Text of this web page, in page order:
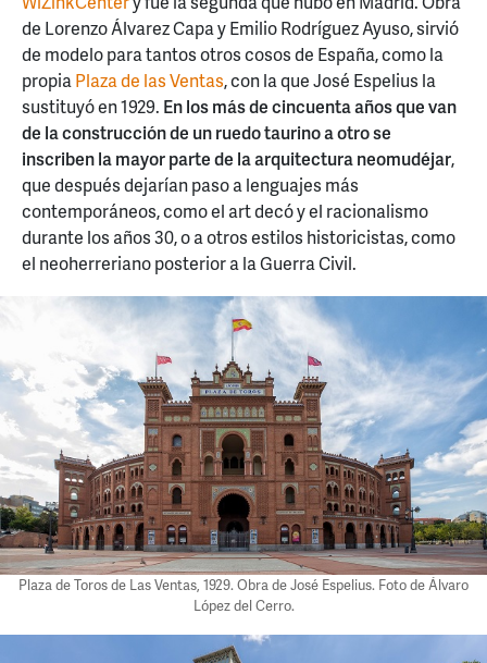
de Lorenzo Álvarez Capa y Emilio Rodríguez Ayuso, sirvió
de modelo para tantos otros cosos de España, como la
propiaPlaza de las Ventas, con la que José Espelius la
sustituyó en 1929. En los más de cincuenta años que van
de la construcción de un ruedo taurino a otro se
inscriben la mayor parte de la arquitectura neomudéjar,
que después dejarían paso a lenguajes más
contemporáneos, como el art decó y el racionalismo
durante los años 30, o a otros estilos historicistas, como
el neoherreriano posterior a la Guerra Civil.
Plaza de Toros de Las Ventas, 1929. Obra de José Espelius. Foto de Álvaro
López del Cerro.